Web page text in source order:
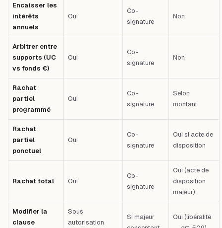
Encaisser les
intérêts
annuels
Oui
Co-
signature
Non
Arbitrer entre
supports (UC
vs fonds €)
Oui
Co-
signature
Non
Rachat
partiel
programmé
Oui
Co-
signature
Selon
montant
Rachat
partiel
ponctuel
Oui
Co-
signature
Oui si acte de
disposition
Rachat total Oui
Co-
signature
Oui (acte de
disposition
majeur)
Modifier la
clause
Sous
autorisation
Si majeur
Oui (libéralité